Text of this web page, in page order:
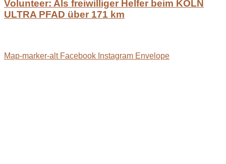
Volunteer: Als freiwilliger Helfer beim KÖLN
ULTRA PFAD über 171 km
Map-marker-alt Facebook Instagram Envelope